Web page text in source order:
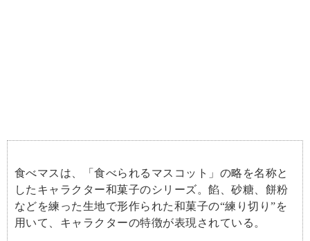
食べマスは、「食べられるマスコット」の略を名称と
したキャラクター和菓子のシリーズ。餡、砂糖、餅粉
などを練った生地で形作られた和菓子の“練り切り”を
用いて、キャラクターの特徴が表現されている。